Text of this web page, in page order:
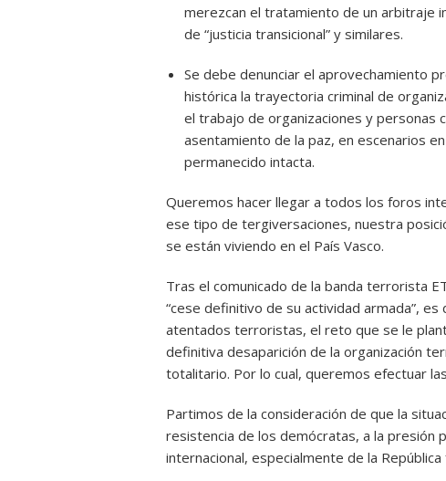
merezcan el tratamiento de un arbitraje
de “justicia transicional” y similares.
Se debe denunciar el aprovechamiento
histórica la trayectoria criminal de
el trabajo de organizaciones y personas
asentamiento de la paz, en escenarios
permanecido intacta.
Queremos hacer llegar a todos los foros
ese tipo de tergiversaciones, nuestra
se están viviendo en el País Vasco.
Tras el comunicado de la banda terrorista
“cese definitivo de su actividad armada”,
atentados terroristas, el reto que se le
definitiva desaparición de la organización
totalitario. Por lo cual, queremos efectuar
Partimos de la consideración de que la
resistencia de los demócratas, a la presión
internacional, especialmente de la República